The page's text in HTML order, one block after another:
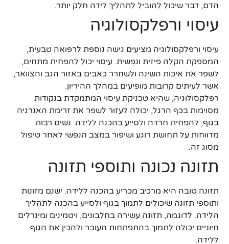
הדם, דבר שיכול להוביל לתהליך לידה חלק יותר.
עיסוי ורפלקסולוגיה
עיסוי ורפלקסולוגיה מציעים גישה נוספת לרפואה טבעית,
המספקת הקלה פיזית ונפשית. עיסוי יכול להפחית מתחים,
לשפר את איכות השינה ולשחרר כאבים באזור הגב והצוואר,
אשר לעיתים קרובות מופיעים במהלך ההיריון.
רפלקסולוגיה, שהיא טכניקת עיסוי המתמקדת בנקודות
מסוימות בכף הרגל, יכולה לעזור לשפר את זרימת האנרגיה
בגוף, להפחית חרדה ולסייע בהכנה ללידה. נשים רבות
מדווחות על תחושת רוגע ושיפור במצב הנפשי לאחר טיפול
מסוג זה.
תזונה נכונה ותוספי תזונה
תזונה טובה היא מרכיב מכריע בהכנה ללידה. ישנם מזונות
ותוספי תזונה שיכולים לתמוך בגוף ולסייע בהכנה לתהליך
הלידה. לדוגמה, תזונה עשירה בחלבונים, ויטמינים ומינרלים
חיוניים יכולה לתמוך בהתפתחות העובר ולהכין את הגוף
ללידה.